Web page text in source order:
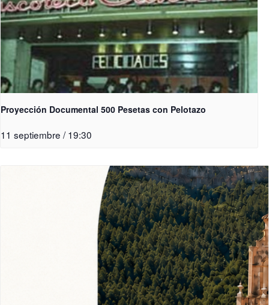
Proyección Documental 500 Pesetas con Pelotazo
11 septiembre / 19:30